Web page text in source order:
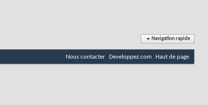
Navigation rapide
Nous contacter Developpez.com Haut de page